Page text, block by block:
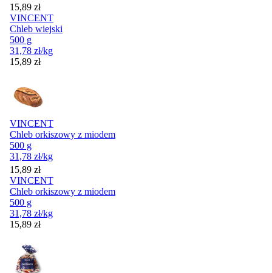
Cena
15,89 zł
VINCENT
Chleb wiejski
500 g
31,78 zł/kg
Cena
15,89 zł
VINCENT
Chleb orkiszowy z miodem
500 g
31,78 zł/kg
Cena
15,89 zł
VINCENT
Chleb orkiszowy z miodem
500 g
31,78 zł/kg
Cena
15,89 zł